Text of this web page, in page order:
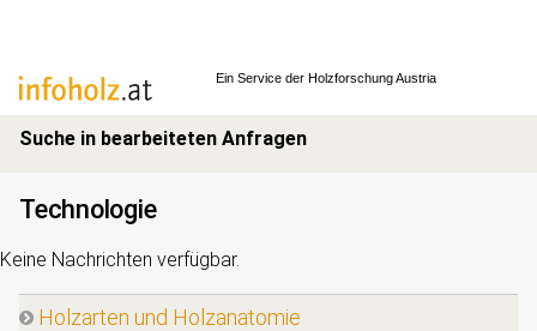
Ein Service der Holzforschung Austria
Suche in bearbeiteten Anfragen
Technologie
Keine Nachrichten verfügbar.
Holzarten und Holzanatomie